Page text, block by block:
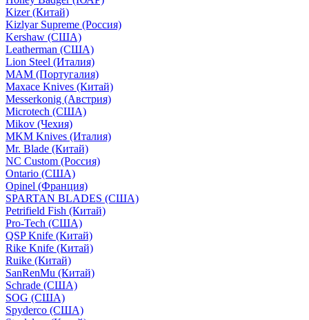
Kizer (Китай)
Kizlyar Supreme (Россия)
Kershaw (США)
Leatherman (США)
Lion Steel (Италия)
MAM (Португалия)
Maxace Knives (Китай)
Messerkonig (Австрия)
Microtech (США)
Mikov (Чехия)
MKM Knives (Италия)
Mr. Blade (Китай)
NC Custom (Россия)
Ontario (США)
Opinel (Франция)
SPARTAN BLADES (США)
Petrifield Fish (Китай)
Pro-Tech (США)
QSP Knife (Китай)
Rike Knife (Китай)
Ruike (Китай)
SanRenMu (Китай)
Schrade (США)
SOG (США)
Spyderco (США)